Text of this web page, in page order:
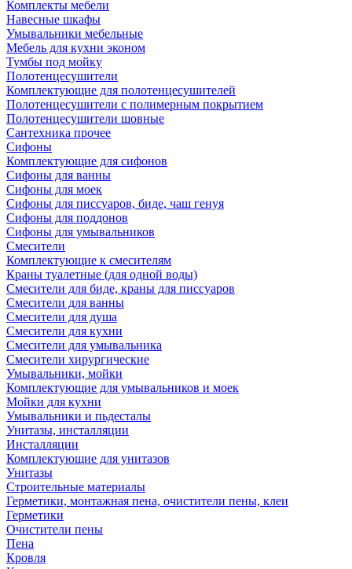
Комплекты мебели
Навесные шкафы
Умывальники мебельные
Мебель для кухни эконом
Тумбы под мойку
Полотенцесушители
Комплектующие для полотенцесушителей
Полотенцесушители с полимерным покрытием
Полотенцесушители шовные
Сантехника прочее
Сифоны
Комплектующие для сифонов
Сифоны для ванны
Сифоны для моек
Сифоны для писсуаров, биде, чаш генуя
Сифоны для поддонов
Сифоны для умывальников
Смесители
Комплектующие к смесителям
Краны туалетные (для одной воды)
Смесители для биде, краны для писсуаров
Смесители для ванны
Смесители для душа
Смесители для кухни
Смесители для умывальника
Смесители хирургические
Умывальники, мойки
Комплектующие для умывальников и моек
Мойки для кухни
Умывальники и пьдесталы
Унитазы, инсталляции
Инсталляции
Комплектующие для унитазов
Унитазы
Строительные материалы
Герметики, монтажная пена, очистители пены, клеи
Герметики
Очистители пены
Пена
Кровля